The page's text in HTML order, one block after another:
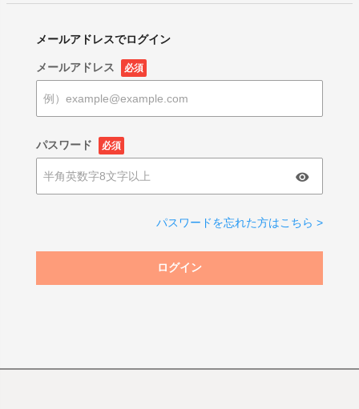
メールアドレスでログイン
メールアドレス 必須
パスワード 必須
パスワードを忘れた方はこちら >
ログイン